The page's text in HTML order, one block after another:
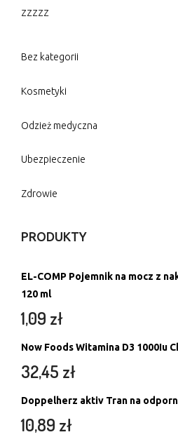
zzzzz
Bez kategorii
Kosmetyki
Odzież medyczna
Ubezpieczenie
Zdrowie
PRODUKTY
EL-COMP Pojemnik na mocz z
120 ml
1,09 zł
Now Foods Witamina D3 1000Iu
32,45 zł
Doppelherz aktiv Tran na
10,89 zł